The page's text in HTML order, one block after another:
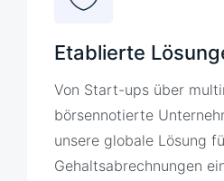
Etablierte
Von Start-ups über
börsennotierte
unsere globale Lösung
Gehaltsabrechnungen